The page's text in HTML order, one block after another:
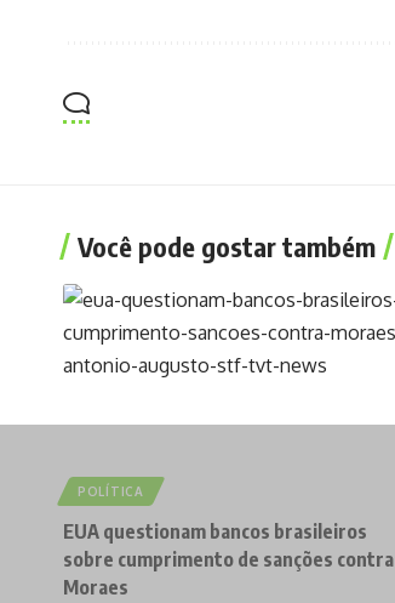
Você pode gostar também
POLÍTICA
EUA questionam bancos brasileiros
sobre cumprimento de sanções contra
Moraes